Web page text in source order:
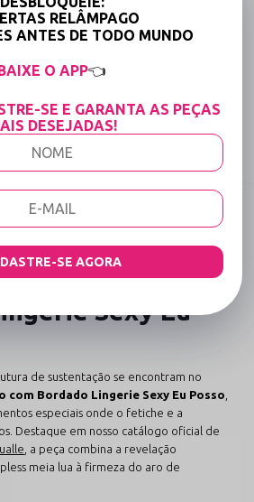
6x Sem Juros (Varejo)
Compartilhe:
Lua Aberto com
Sexy Eu
de sustentação se encontram no
com Bordado Lingerie Sexy Eu Posso
especiais onde o fetiche e a
Destaque em nosso catálogo oficial de
, a peça combina a revelação
meia lua à firmeza do aro de
RELÂMPAGO
ANTES DE TODO MUNDO
O APP👈
SE E GARANTA AS PEÇAS
DESEJADAS!
SE AGORA